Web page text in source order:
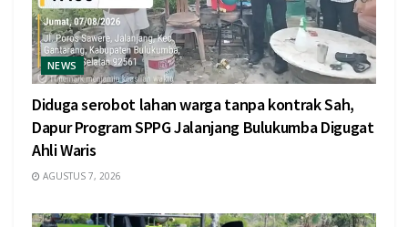
NEWS
Diduga serobot lahan warga tanpa kontrak Sah,
Dapur Program SPPG Jalanjang Bulukumba Digugat
Ahli Waris
AGUSTUS 7, 2026